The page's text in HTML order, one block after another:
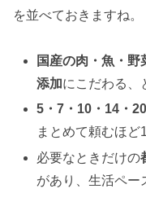
を並べておきますね。
国産の肉・魚・野
添加にこだわる、
5・7・10・14・
まとめて頼むほど
必要なときだけの
があり、生活ペー